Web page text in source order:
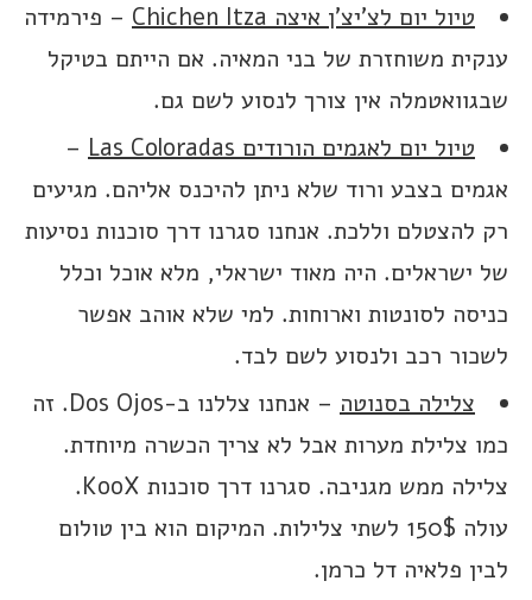
טיול יום לצ’יצ’ן איצה Chichen Itza
– פירמידה
ענקית משוחזרת של בני המאיה. אם הייתם בטיקל
שבגוואטמלה אין צורך לנסוע לשם גם.
טיול יום לאגמים הורודים Las Coloradas
–
אגמים בצבע ורוד שלא ניתן להיכנס אליהם. מגיעים
רק להצטלם וללכת. אנחנו סגרנו דרך סוכנות נסיעות
של ישראלים. היה מאוד ישראלי, מלא אוכל וכלל
כניסה לסונטות וארוחות. למי שלא אוהב אפשר
לשכור רכב ולנסוע לשם לבד.
צלילה בסנוטה
– אנחנו צללנו ב-Dos Ojos. זה
כמו צלילת מערות אבל לא צריך הכשרה מיוחדת.
צלילה ממש מגניבה. סגרנו דרך סוכנות KooX.
עולה 150$ לשתי צלילות. המיקום הוא בין טולום
לבין פלאיה דל כרמן.